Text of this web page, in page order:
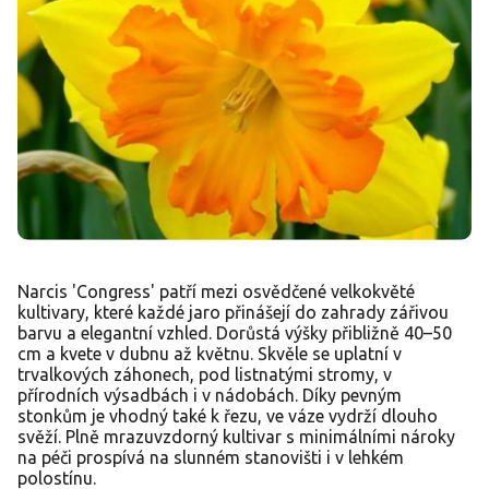
Narcis 'Congress' patří mezi osvědčené velkokvěté
kultivary, které každé jaro přinášejí do zahrady zářivou
barvu a elegantní vzhled. Dorůstá výšky přibližně 40–50
cm a kvete v dubnu až květnu. Skvěle se uplatní v
trvalkových záhonech, pod listnatými stromy, v
přírodních výsadbách i v nádobách. Díky pevným
stonkům je vhodný také k řezu, ve váze vydrží dlouho
svěží. Plně mrazuvzdorný kultivar s minimálními nároky
na péči prospívá na slunném stanovišti i v lehkém
polostínu.